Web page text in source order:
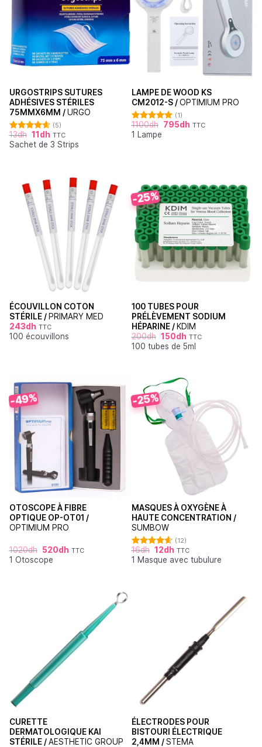
URGOSTRIPS SUTURES
ADHÉSIVES STÉRILES
75MMX6MM /URGO
Note
4.60
sur 5
(5)
13dh 11 dh TTC
Sachet de 3 Strips
LAMPE DE WOOD KS
CM2012-S /OPTIMIUM PRO
Note5.00
sur 5
(1)
1100dh 795dh TTC
1 Lampe
ÉCOUVILLON COTON
STÉRILE / PRIMARY MED
243dh TTC
100 écouvillons
-25%
100 TUBES POUR
PRÉLÈVEMENT SODIUM
HÉPARINE / KDIM
200dh 150dh TTC
100 tubes de 5ml
-49%
OTOSCOPE À FIBRE
OPTIQUE OP-OT01 /
OPTIMIUM PRO
1020dh 520dh TTC
1 Otoscope
-25%
MASQUES À OXYGÈNE À
HAUTE CONCENTRATION /
SUMBOW
Note
4.64
sur 5
(12)
16dh 12dh TTC
1 Masque avec tubulure
CURETTE
DERMATOLOGIQUE KAI
STÉRILE /AESTHETIC GROUP
ÉLECTRODES POUR
BISTOURI ÉLECTRIQUE
2,4MM /STEMA